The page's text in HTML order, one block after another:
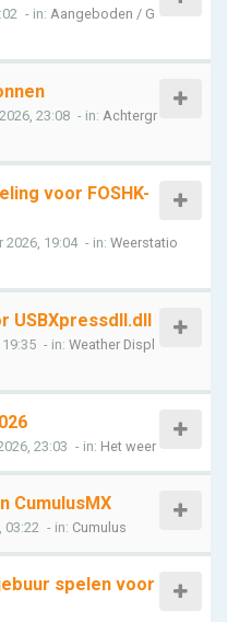
- in: Aangeboden / G
23:08 - in: Achtergr
voor FOSHK-
2026, 19:04 - in: Weerstatio
USBXpressdll.dll
- in: Weather Displ
23:03 - in: Het weer
CumulusMX
03:22 - in: Cumulus
spelen voor